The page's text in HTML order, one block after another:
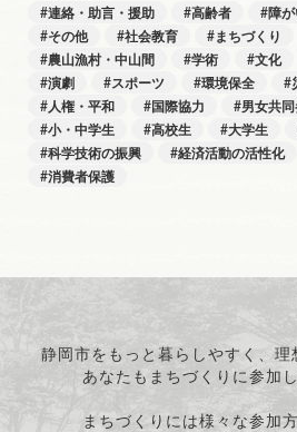
連絡・助言・援助 高齢者 障
その他
社会教育 まちづくり
農山漁村・中山間
学術 文化
演劇
スポーツ 環境保全
人権・平和
国際協力 男女共
小・中学生
高校生 大学生
科学技術の振興
経済活動の活性化
消費者保護
静岡市をもっと暮らしやすく、理
あなたもまちづくりに参加
まちづくりには様々な参加